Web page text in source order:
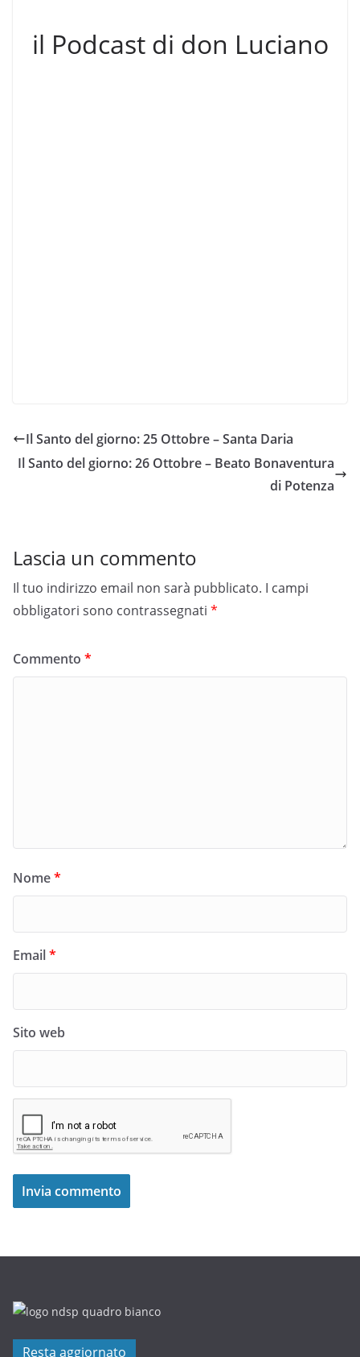
il Podcast di don Luciano
Il Santo del giorno: 25 Ottobre – Santa Daria
Il Santo del giorno: 26 Ottobre – Beato Bonaventura
di Potenza
Lascia un commento
Il tuo indirizzo email non sarà pubblicato. I campi
obbligatori sono contrassegnati *
Commento *
Nome*
Email*
Sito web
Resta aggiornato